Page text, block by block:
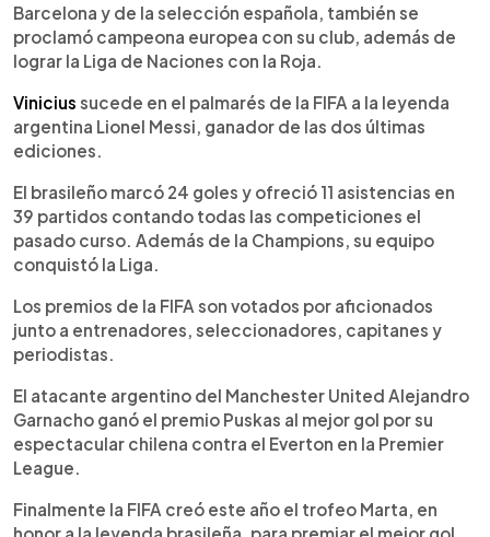
Barcelona y de la selección española, también se
proclamó campeona europea con su club, además de
lograr la Liga de Naciones con la Roja.
Vinicius sucede en el palmarés de la FIFA a la leyenda
argentina Lionel Messi, ganador de las dos últimas
ediciones.
El brasileño marcó 24 goles y ofreció 11 asistencias en
39 partidos contando todas las competiciones el
pasado curso. Además de la Champions, su equipo
conquistó la Liga.
Los premios de la FIFA son votados por aficionados
junto a entrenadores, seleccionadores, capitanes y
periodistas.
El atacante argentino del Manchester United Alejandro
Garnacho ganó el premio Puskas al mejor gol por su
espectacular chilena contra el Everton en la Premier
League.
Finalmente la FIFA creó este año el trofeo Marta, en
honor a la leyenda brasileña, para premiar el mejor gol